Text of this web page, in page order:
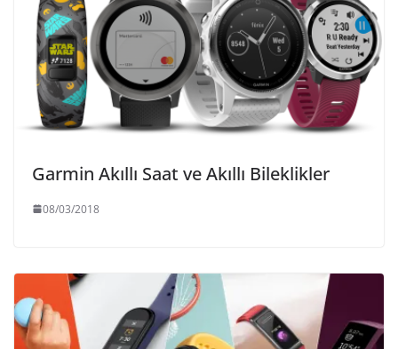
Garmin Akıllı Saat ve Akıllı Bileklikler
08/03/2018